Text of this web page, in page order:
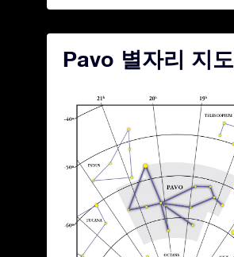
Pavo 별자리 지도